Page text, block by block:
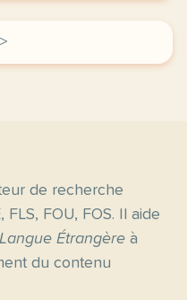
de recherche
FOU, FOS. Il aide
Étrangère à
du contenu